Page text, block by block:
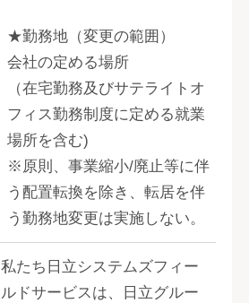
★勤務地（変更の範囲）
会社の定める場所
（在宅勤務及びサテライトオ
フィス勤務制度に定める就業
場所を含む)
※原則、事業縮小/廃止等に伴
う配置転換を除き、転居を伴
う勤務地変更は実施しない。
私たち日立システムズフィー
ルドサービスは、日立グルー